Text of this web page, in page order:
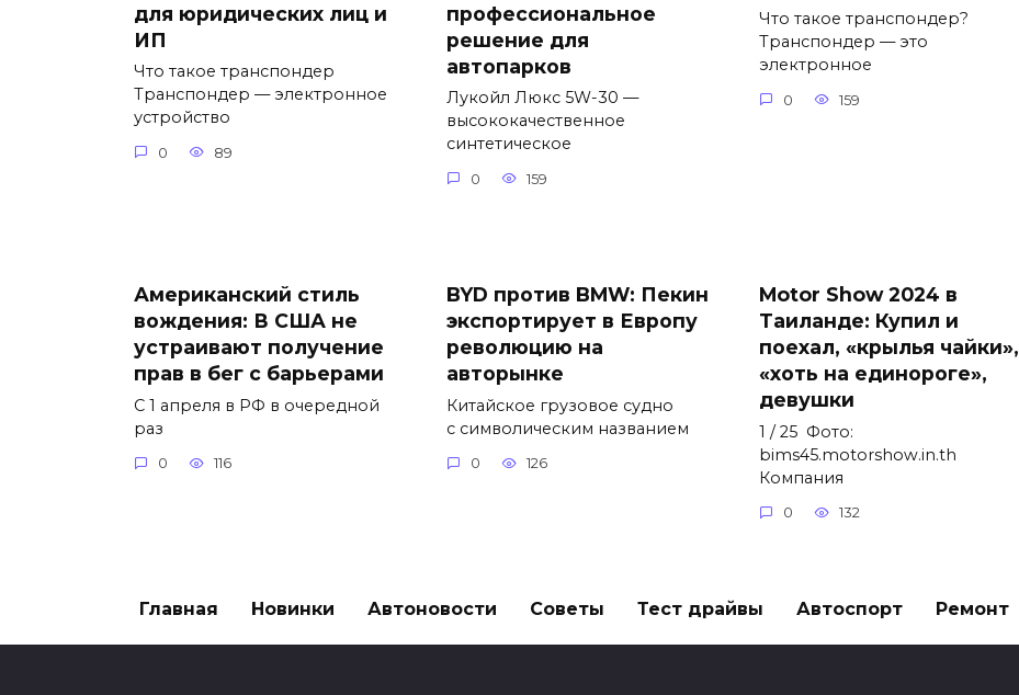
для юридических лиц и
ИП
Что такое транспондер
Транспондер — электронное
устройство
0 89
профессиональное
решение для
автопарков
Лукойл Люкс 5W-30 —
высококачественное
синтетическое
0 159
Что такое транспондер?
Транспондер — это
электронное
0 159
Американский стиль
вождения: В США не
устраивают получение
прав в бег с барьерами
С 1 апреля в РФ в очередной
раз
0 116
BYD против BMW: Пекин
экспортирует в Европу
революцию на
авторынке
Китайское грузовое судно
с символическим названием
0 126
Motor Show 2024 в
Таиланде: Купил и
поехал, «крылья чайки»,
«хоть на единороге»,
девушки
1 / 25 Фото:
bims45.motorshow.in.th
Компания
0 132
Главная Новинки Автоновости Советы Тест драйвы Автоспорт Ремонт